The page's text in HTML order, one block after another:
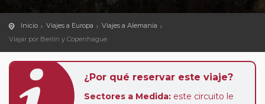
Inicio Viajes a Europa
Viajes a Alemania
Viajar por Berlín y Copenhague
¿Por qué reservar este viaje?
Sectores a Medida: este circuito le